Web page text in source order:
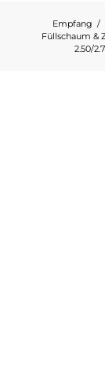
Empfang
Füllschaum &
2.50/